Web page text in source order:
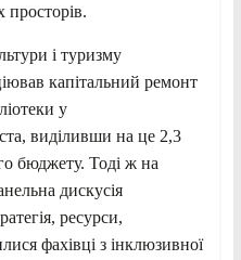
просторів.
і туризму
капітальний ремонт
у
виділивши на це 2,3
бюджету. Тоді ж на
дискусія
ресурси,
фахівці з інклюзивної